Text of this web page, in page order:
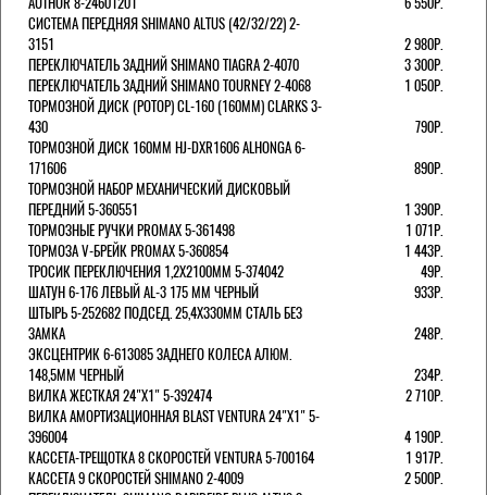
СИСТЕМА ПЕРЕДНЯЯ SHIMANO ALTUS (42/32/22) 2-
3151
2 980Р.
ПЕРЕКЛЮЧАТЕЛЬ ЗАДНИЙ SHIMANO TIAGRA 2-4070
3 300Р.
ПЕРЕКЛЮЧАТЕЛЬ ЗАДНИЙ SHIMANO TOURNEY 2-4068
1 050Р.
ТОРМОЗНОЙ ДИСК (РОТОР) CL-160 (160ММ) CLARKS 3-
430
790Р.
ТОРМОЗНОЙ ДИСК 160ММ HJ-DXR1606 ALHONGA 6-
171606
890Р.
ТОРМОЗНОЙ НАБОР МЕХАНИЧЕСКИЙ ДИСКОВЫЙ
ПЕРЕДНИЙ 5-360551
1 390Р.
ТОРМОЗНЫЕ РУЧКИ PROMAX 5-361498
1 071Р.
ТОРМОЗА V-БРЕЙК PROMAX 5-360854
1 443Р.
ТРОСИК ПЕРЕКЛЮЧЕНИЯ 1,2Х2100ММ 5-374042
49Р.
ШАТУН 6-176 ЛЕВЫЙ AL-3 175 ММ ЧЕРНЫЙ
933Р.
ШТЫРЬ 5-252682 ПОДСЕД. 25,4Х330ММ СТАЛЬ БЕЗ
ЗАМКА
248Р.
ЭКСЦЕНТРИК 6-613085 ЗАДНЕГО КОЛЕСА АЛЮМ.
148,5ММ ЧЕРНЫЙ
234Р.
ВИЛКА ЖЕСТКАЯ 24"Х1" 5-392474
2 710Р.
ВИЛКА АМОРТИЗАЦИОННАЯ BLAST VENTURA 24"Х1" 5-
396004
4 190Р.
КАССЕТА-ТРЕЩОТКА 8 СКОРОСТЕЙ VENTURA 5-700164
1 917Р.
КАССЕТА 9 СКОРОСТЕЙ SHIMANO 2-4009
2 500Р.